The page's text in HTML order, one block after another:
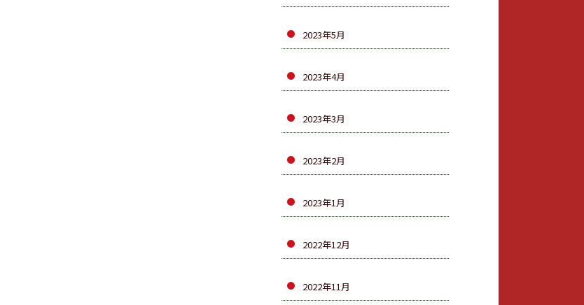
2023年5月
2023年4月
2023年3月
2023年2月
2023年1月
2022年12月
2022年11月